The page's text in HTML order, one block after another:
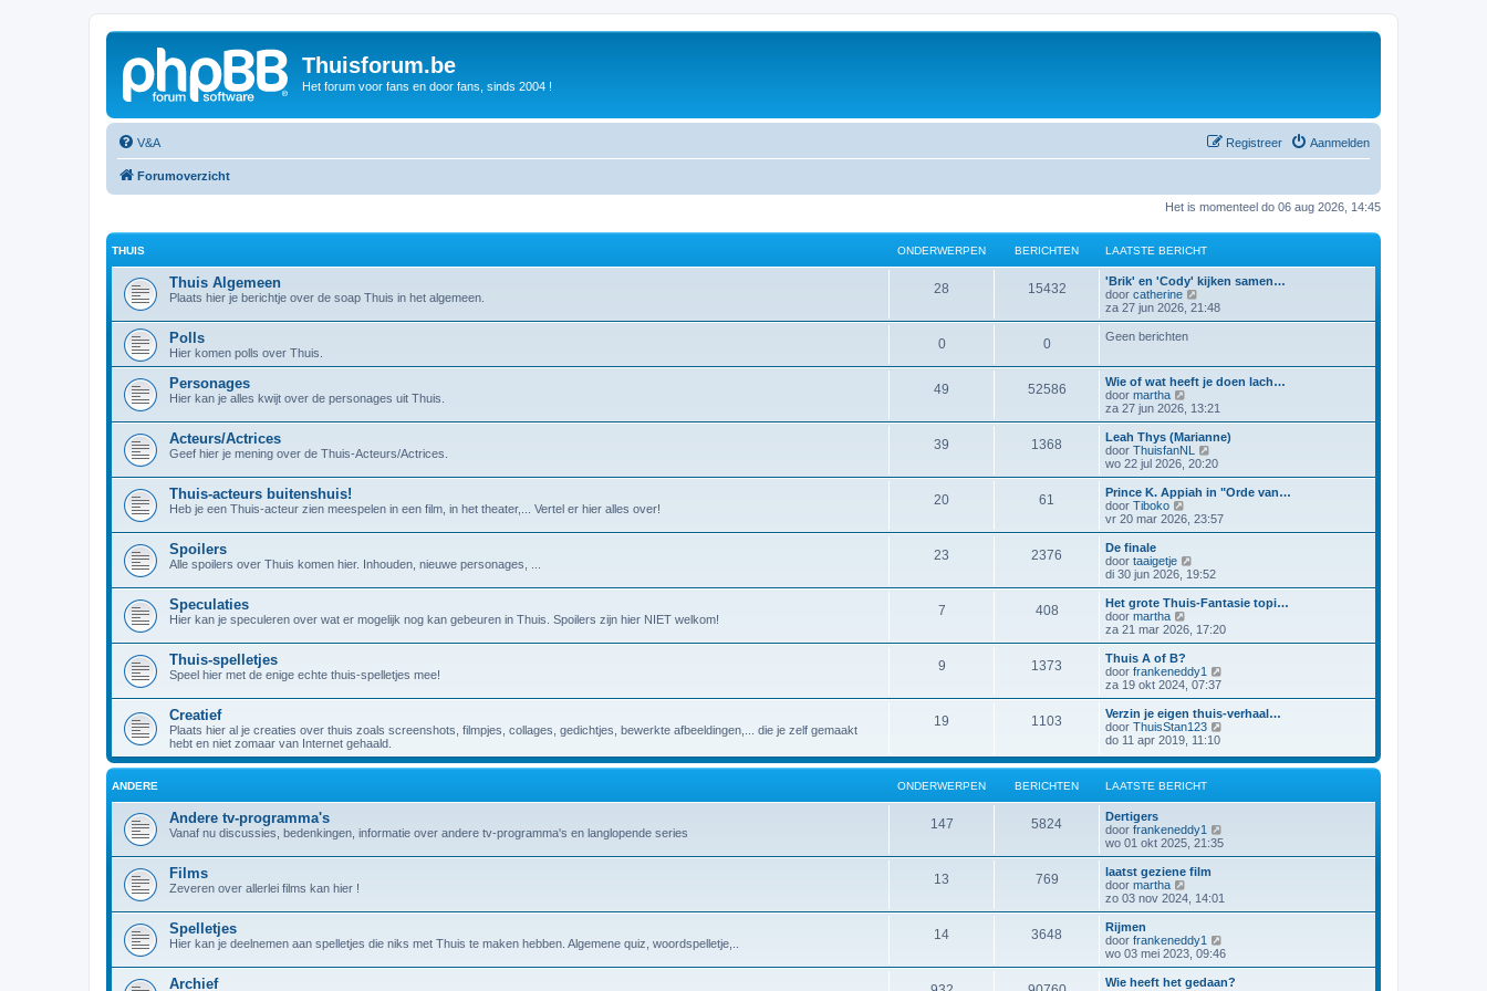
Thuisforum.be
Het forum voor fans en door fans, sinds 2004 !
V&A Aanmelden
Registreer
Forumoverzicht
Het is momenteel do 06 aug 2026, 14:45
THUIS ONDERWERPEN BERICHTEN LAATSTE BERICHT
Thuis Algemeen
Plaats hier je berichtje over de soap Thuis in het algemeen.
28 15432
'Brik' en 'Cody' kijken samen…
door catherine
e
k
l
a
t
s
t
e
b
e
r
c
h
za 27 jun 2026, 21:48
Polls
Hier komen polls over Thuis.
0 0 Geen berichten
Personages
Hier kan je alles kwijt over de personages uit Thuis.
49 52586
Wie of wat heeft je doen lach…
door martha
e
k
i
j
k
a
a
t
s
b
e
r
i
h
t
za 27 jun 2026, 13:21
Acteurs/Actrices
Geef hier je mening over de Thuis-Acteurs/Actrices.
39 1368
Leah Thys (Marianne)
door ThuisfanNL
e
k
i
k
t
s
e
e
r
c
h
t
wo 22 jul 2026, 20:20
Thuis-acteurs buitenshuis!
Heb je een Thuis-acteur zien meespelen in een film, in het theater,... Vertel er hier alles over!
20 61
Prince K. Appiah in "Orde van…
door Tiboko
e
k
j
k
a
a
t
s
b
e
r
i
c
h
t
vr 20 mar 2026, 23:57
Spoilers
Alle spoilers over Thuis komen hier. Inhouden, nieuwe personages, ...
23 2376
De finale
door taaigetje
e
k
i
k
a
t
s
e
b
e
r
i
c
di 30 jun 2026, 19:52
Speculaties
Hier kan je speculeren over wat er mogelijk nog kan gebeuren in Thuis. Spoilers zijn hier NIET welkom!
7 408
Het grote Thuis-Fantasie topi…
door martha
e
k
j
k
l
a
t
s
t
e
b
e
i
c
h
t
za 21 mar 2026, 17:20
Thuis-spelletjes
Speel hier met de enige echte thuis-spelletjes mee!
9 1373
Thuis A of B?
door frankeneddy1
k
a
s
b
e
h
za 19 okt 2024, 07:37
Creatief
Plaats hier al je creaties over thuis zoals screenshots, filmpjes, collages, gedichtjes, bewerkte afbeeldingen,... die je zelf gemaakt
hebt en niet zomaar van Internet gehaald.
19 1103
Verzin je eigen thuis-verhaal…
door ThuisStan123
i
l
t
s
e
c
h
t
do 11 apr 2019, 11:10
ANDERE ONDERWERPEN BERICHTEN LAATSTE BERICHT
Andere tv-programma's
Vanaf nu discussies, bedenkingen, informatie over andere tv-programma's en langlopende series
147 5824
Dertigers
door frankeneddy1
e
k
t
s
e
wo 01 okt 2025, 21:35
Films
Zeveren over allerlei films kan hier !
13 769
laatst geziene film
door martha
e
k
j
k
zo 03 nov 2024, 14:01
Spelletjes
Hier kan je deelnemen aan spelletjes die niks met Thuis te maken hebben. Algemene quiz, woordspelletje,..
14 3648
Rijmen
door frankeneddy1
e
k
i
wo 03 mei 2023, 09:46
Archief
Wie heeft het gedaan?